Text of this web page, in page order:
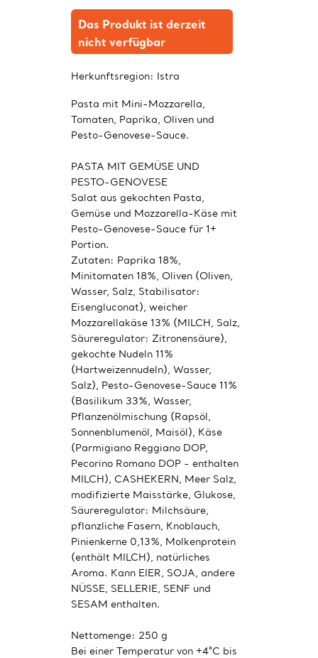
Das Produkt ist derzeit
nicht verfügbar
Herkunftsregion: Istra
Pasta mit Mini-Mozzarella,
Tomaten, Paprika, Oliven und
Pesto-Genovese-Sauce.
PASTA MIT GEMÜSE UND
PESTO-GENOVESE
Salat aus gekochten Pasta,
Gemüse und Mozzarella-Käse mit
Pesto-Genovese-Sauce für 1+
Portion.
Zutaten: Paprika 18%,
Minitomaten 18%, Oliven (Oliven,
Wasser, Salz, Stabilisator:
Eisengluconat), weicher
Mozzarellakäse 13% (MILCH, Salz,
Säureregulator: Zitronensäure),
gekochte Nudeln 11%
(Hartweizennudeln), Wasser,
Salz), Pesto-Genovese-Sauce 11%
(Basilikum 33%, Wasser,
Pflanzenölmischung (Rapsöl,
Sonnenblumenöl, Maisöl), Käse
(Parmigiano Reggiano DOP,
Pecorino Romano DOP - enthalten
MILCH), CASHEKERN, Meer Salz,
modifizierte Maisstärke, Glukose,
Säureregulator: Milchsäure,
pflanzliche Fasern, Knoblauch,
Pinienkerne 0,13%, Molkenprotein
(enthält MILCH), natürliches
Aroma. Kann EIER, SOJA, andere
NÜSSE, SELLERIE, SENF und
SESAM enthalten.
Nettomenge: 250 g
Bei einer Temperatur von +4°C bis